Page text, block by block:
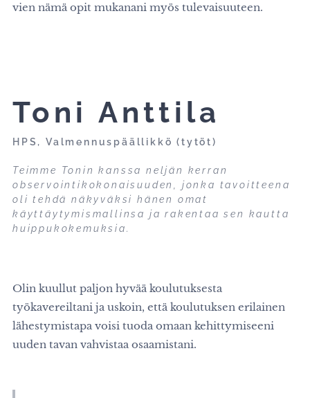
vien nämä opit mukanani myös tulevaisuuteen.
Toni Anttila
HPS, Valmennuspäällikkö (tytöt)
Teimme Tonin kanssa neljän kerran
observointikokonaisuuden, jonka tavoitteena
oli tehdä näkyväksi hänen omat
käyttäytymismallinsa ja rakentaa sen kautta
huippukokemuksia.
Olin kuullut paljon hyvää koulutuksesta
työkavereiltani ja uskoin, että koulutuksen erilainen
lähestymistapa voisi tuoda omaan kehittymiseeni
uuden tavan vahvistaa osaamistani.